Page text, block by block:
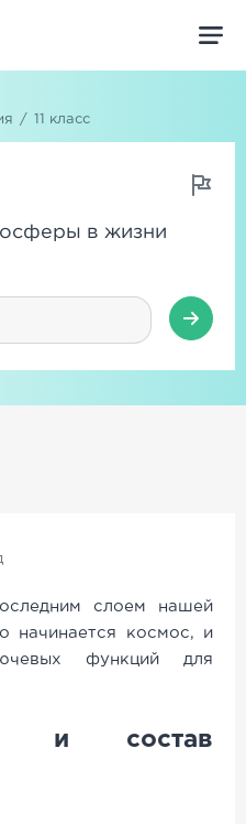
/ 11 класс
в жизни
слоем нашей
начинается космос, и
функций для
и состав